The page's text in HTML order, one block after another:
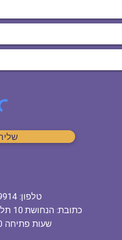
טלפון:
כתובת: הנחושת
שעות פתיחה